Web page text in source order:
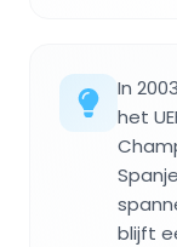
In
het
blijft